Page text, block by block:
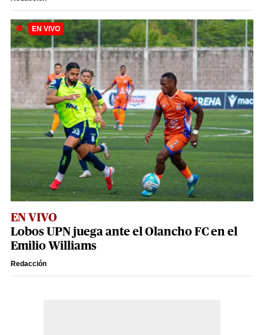
EN VIVO
Lobos UPN juega ante el Olancho FC en el
Emilio Williams
Redacción